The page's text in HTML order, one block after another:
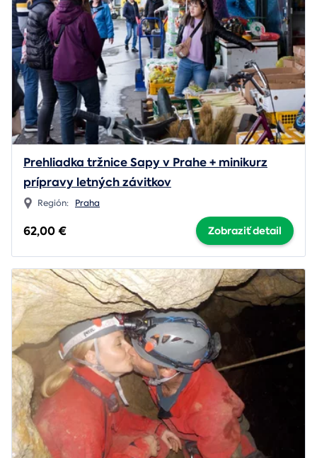
Prehliadka tržnice Sapy v Prahe + minikurz
prípravy letných závitkov
Región: Praha
62,00 € Zobraziť detail